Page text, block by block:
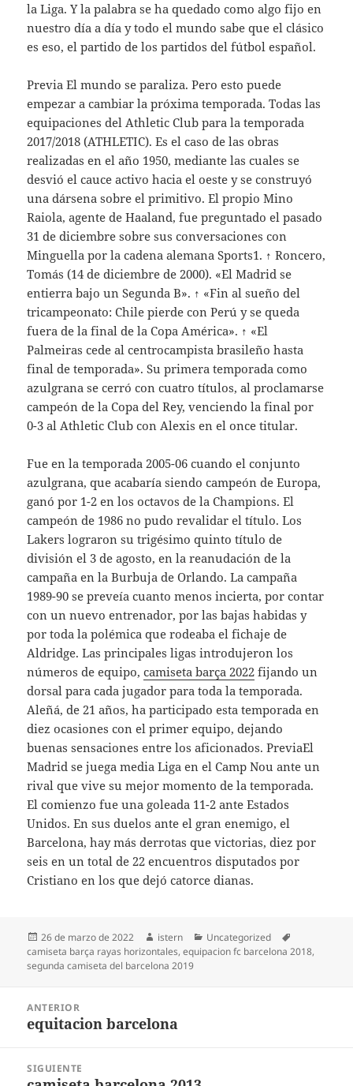
la Liga. Y la palabra se ha quedado como algo fijo en
nuestro día a día y todo el mundo sabe que el clásico
es eso, el partido de los partidos del fútbol español.
Previa El mundo se paraliza. Pero esto puede
empezar a cambiar la próxima temporada. Todas las
equipaciones del Athletic Club para la temporada
2017/2018 (ATHLETIC). Es el caso de las obras
realizadas en el año 1950, mediante las cuales se
desvió el cauce activo hacia el oeste y se construyó
una dársena sobre el primitivo. El propio Mino
Raiola, agente de Haaland, fue preguntado el pasado
31 de diciembre sobre sus conversaciones con
Minguella por la cadena alemana Sports1. ↑ Roncero,
Tomás (14 de diciembre de 2000). «El Madrid se
entierra bajo un Segunda B». ↑ «Fin al sueño del
tricampeonato: Chile pierde con Perú y se queda
fuera de la final de la Copa América». ↑ «El
Palmeiras cede al centrocampista brasileño hasta
final de temporada». Su primera temporada como
azulgrana se cerró con cuatro títulos, al proclamarse
campeón de la Copa del Rey, venciendo la final por
0-3 al Athletic Club con Alexis en el once titular.
Fue en la temporada 2005-06 cuando el conjunto
azulgrana, que acabaría siendo campeón de Europa,
ganó por 1-2 en los octavos de la Champions. El
campeón de 1986 no pudo revalidar el título. Los
Lakers lograron su trigésimo quinto título de
división el 3 de agosto, en la reanudación de la
campaña en la Burbuja de Orlando. La campaña
1989-90 se preveía cuanto menos incierta, por contar
con un nuevo entrenador, por las bajas habidas y
por toda la polémica que rodeaba el fichaje de
Aldridge. Las principales ligas introdujeron los
números de equipo,camiseta barça 2022 fijando un
dorsal para cada jugador para toda la temporada.
Aleñá, de 21 años, ha participado esta temporada en
diez ocasiones con el primer equipo, dejando
buenas sensaciones entre los aficionados. PreviaEl
Madrid se juega media Liga en el Camp Nou ante un
rival que vive su mejor momento de la temporada.
El comienzo fue una goleada 11-2 ante Estados
Unidos. En sus duelos ante el gran enemigo, el
Barcelona, hay más derrotas que victorias, diez por
seis en un total de 22 encuentros disputados por
Cristiano en los que dejó catorce dianas.
Publicado
el
26 de marzo de 2022 Autor
istern Categorías
Uncategorized
camiseta barça rayas horizontales,equipacion fc barcelona 2018,
segunda camiseta del barcelona 2019
entradas
ANTERIOR
Entrada
equitacion barcelona
SIGUIENTE